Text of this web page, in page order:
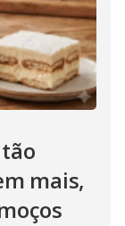
mais,